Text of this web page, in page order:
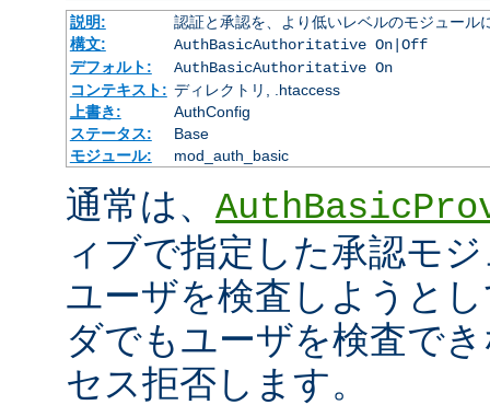
説明:
認証と承認を、より低いレベルのモジュール
構文:
AuthBasicAuthoritative On|Off
デフォルト:
AuthBasicAuthoritative On
コンテキスト: ディレクトリ, .htaccess
上書き:
AuthConfig
ステータス:
Base
モジュール:
mod_auth_basic
通常は、
ィブで指定した承認モ
ユーザを検査しようと
ダでもユーザを検査で
セス拒否します。